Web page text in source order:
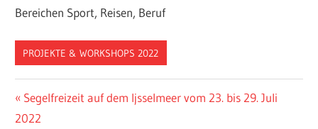
Bereichen Sport, Reisen, Beruf
PROJEKTE & WORKSHOPS 2022
Beitragsnavigation
Vorheriger
Beitrag:
Segelfreizeit auf dem Ijsselmeer vom 23. bis 29. Juli
2022